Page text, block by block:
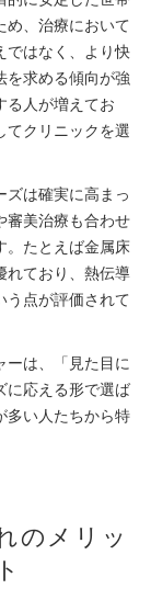
め、治療において
ではなく、より快
を求める傾向が強
る人が増えてお
てクリニックを選
ズは確実に高まっ
審美治療も合わせ
。たとえば金属床
れており、熱伝導
う点が評価されて
ーは、「見た目に
に応える形で選ば
多い人たちから特
のメリッ